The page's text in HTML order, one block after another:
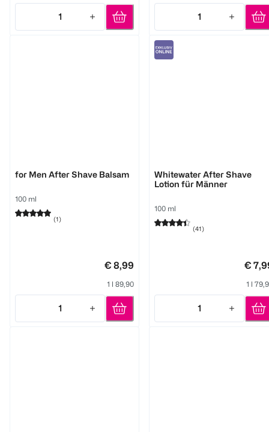
1
Quantity: 1
1
Quantity: 1
for Men After Shave Balsam
100 ml
(1)
€ 8,99
1 l 89,90
1
Quantity: 1
Whitewater After Shave
Lotion für Männer
100 ml
(41)
€
1 l
1
Quantity: 1